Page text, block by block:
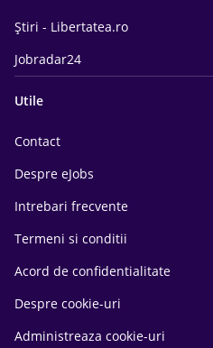
Știri - Libertatea.ro
Jobradar24
Utile
Contact
Despre eJobs
Intrebari frecvente
Termeni si conditii
Acord de confidentialitate
Despre cookie-uri
Administreaza cookie-uri